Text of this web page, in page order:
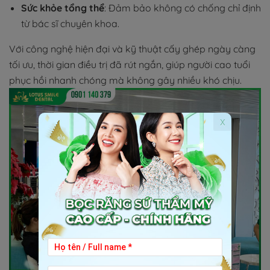
Sức khỏe tổng thể: Đảm bảo không có chống chỉ định
từ bác sĩ chuyên khoa.
Với công nghệ hiện đại và kỹ thuật cấy ghép ngày càng
tối ưu, thời gian điều trị đã rút ngắn, giúp người cao tuổi
phục hồi nhanh chóng mà không gây nhiều khó chịu.
x